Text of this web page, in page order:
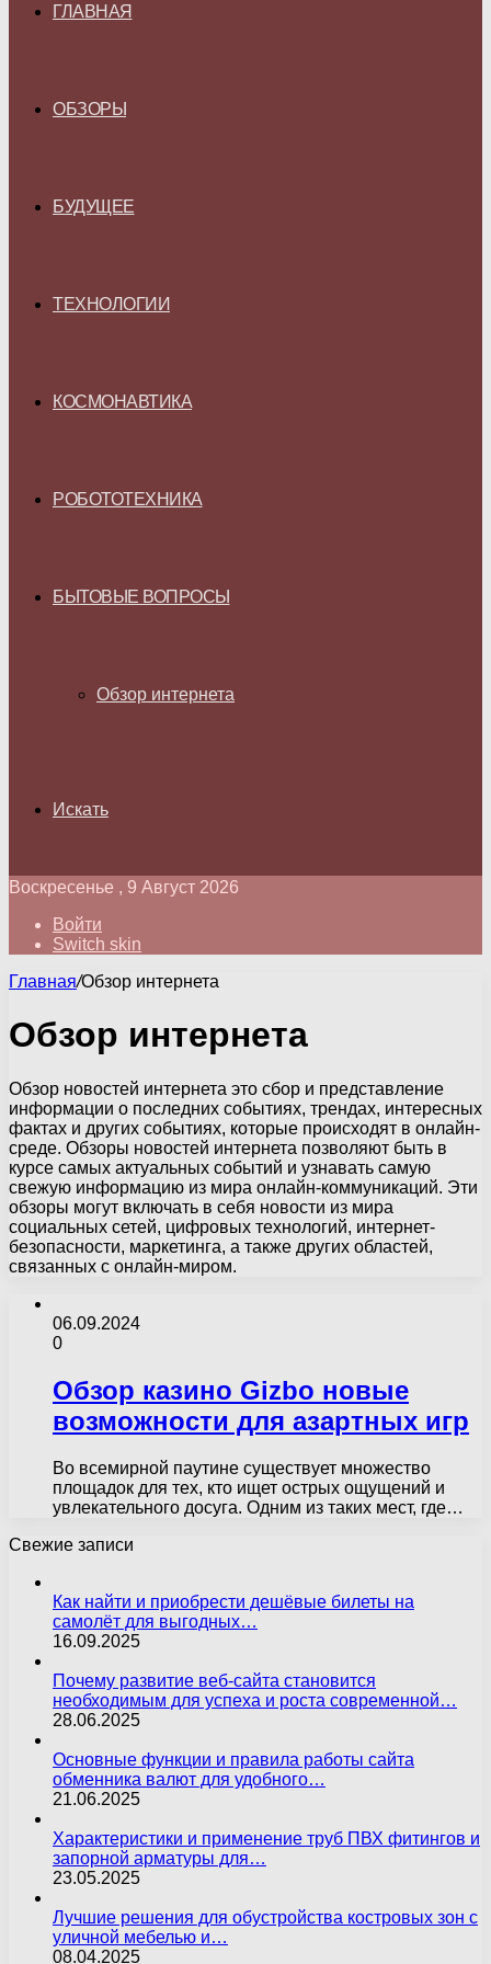
ГЛАВНАЯ
ОБЗОРЫ
БУДУЩЕЕ
ТЕХНОЛОГИИ
КОСМОНАВТИКА
РОБОТОТЕХНИКА
БЫТОВЫЕ ВОПРОСЫ
Обзор интернета
Искать
Воскресенье , 9 Август 2026
Войти
Switch skin
Главная/Обзор интернета
Обзор интернета
Обзор новостей интернета это сбор и представление
информации о последних событиях, трендах, интересных
фактах и других событиях, которые происходят в онлайн-
среде. Обзоры новостей интернета позволяют быть в
курсе самых актуальных событий и узнавать самую
свежую информацию из мира онлайн-коммуникаций. Эти
обзоры могут включать в себя новости из мира
социальных сетей, цифровых технологий, интернет-
безопасности, маркетинга, а также других областей,
связанных с онлайн-миром.
06.09.2024
0
Обзор казино Gizbo новые
возможности для азартных игр
Во всемирной паутине существует множество
площадок для тех, кто ищет острых ощущений и
увлекательного досуга. Одним из таких мест, где…
Свежие записи
Как найти и приобрести дешёвые билеты на
самолёт для выгодных…
16.09.2025
Почему развитие веб-сайта становится
необходимым для успеха и роста современной…
28.06.2025
Основные функции и правила работы сайта
обменника валют для удобного…
21.06.2025
Характеристики и применение труб ПВХ фитингов и
запорной арматуры для…
23.05.2025
Лучшие решения для обустройства костровых зон с
уличной мебелью и…
08.04.2025